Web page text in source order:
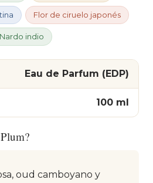
Flor de ciruelo japonés
Nardo indio
Eau de Parfum (EDP)
100 ml
oud camboyano y